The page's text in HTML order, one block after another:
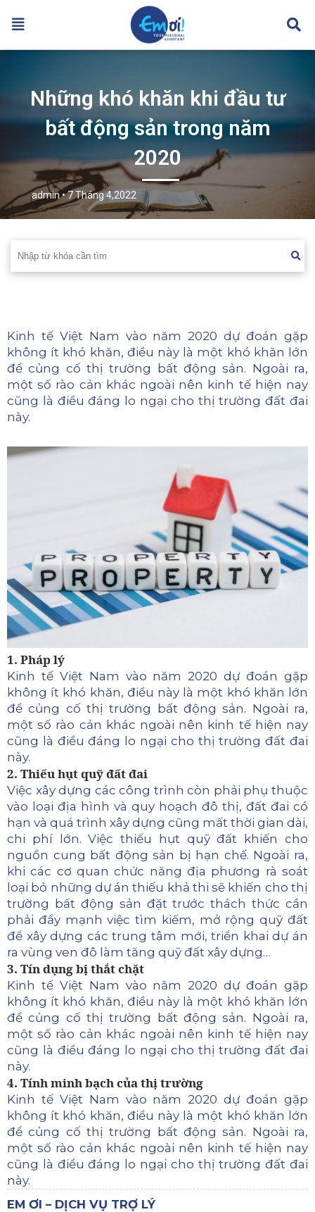
Những khó khăn khi đầu tư
bất động sản trong năm
2020
admin• 7 Tháng 4,2022
Kinh tế Việt Nam vào năm 2020 dự đoán gặp
không ít khó khăn, điều này là một khó khăn lớn
để củng cố thị trường bất động sản. Ngoài ra,
một số rào cản khác ngoài nên kinh tế hiện nay
cũng là điều đáng lo ngại cho thị trường đất đai
này.
1. Pháp lý
Kinh tế Việt Nam vào năm 2020 dự đoán gặp
không ít khó khăn, điều này là một khó khăn lớn
để củng cố thị trường bất động sản. Ngoài ra,
một số rào cản khác ngoài nên kinh tế hiện nay
cũng là điều đáng lo ngại cho thị trường đất đai
này.
2. Thiếu hụt quỹ đất đai
Việc xây dựng các công trình còn phải phụ thuộc
vào loại địa hình và quy hoạch đô thị, đất đai có
hạn và quá trình xây dựng cũng mất thời gian dài,
chi phí lớn. Việc thiếu hụt quỹ đất khiến cho
nguồn cung bất động sản bị hạn chế. Ngoài ra,
khi các cơ quan chức năng địa phương rà soát
loại bỏ những dự án thiếu khả thi sẽ khiến cho thị
trường bất động sản đặt trước thách thức cần
phải đẩy mạnh việc tìm kiếm, mở rộng quỹ đất
để xây dựng các trung tâm mới, triển khai dự án
ra vùng ven đô làm tăng quỹ đất xây dựng…
3. Tín dụng bị thắt chặt
Kinh tế Việt Nam vào năm 2020 dự đoán gặp
không ít khó khăn, điều này là một khó khăn lớn
để củng cố thị trường bất động sản. Ngoài ra,
một số rào cản khác ngoài nên kinh tế hiện nay
cũng là điều đáng lo ngại cho thị trường đất đai
này.
4. Tính minh bạch của thị trường
Kinh tế Việt Nam vào năm 2020 dự đoán gặp
không ít khó khăn, điều này là một khó khăn lớn
để củng cố thị trường bất động sản. Ngoài ra,
một số rào cản khác ngoài nên kinh tế hiện nay
cũng là điều đáng lo ngại cho thị trường đất đai
này.
EM ƠI – DỊCH VỤ TRỢ LÝ